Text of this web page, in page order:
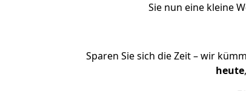
Sie nun eine kleine
Sparen Sie sich die Zeit – wir
heute